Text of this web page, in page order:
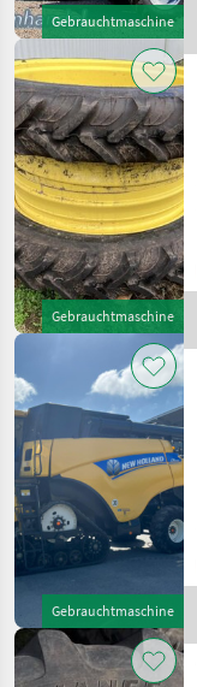
Gebrauchtmaschine
Gebrauchtmaschine
Gebrauchtmaschine